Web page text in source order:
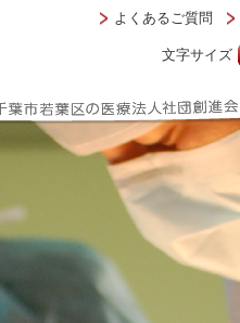
よくあるご質問
文字サイズ